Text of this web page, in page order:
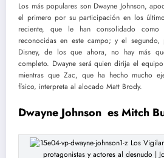
Los más populares son Dwayne Johnson,
el primero por su participación en los
reciente, que le han consolidado
reconocidas en este campo; y el
Disney, de los que ahora, no hay más
completo. Dwayne será quien dirija el
mientras que Zac, que ha hecho mucho
físico, interpreta al alocado Matt Brody.
Dwayne Johnson es Mitch